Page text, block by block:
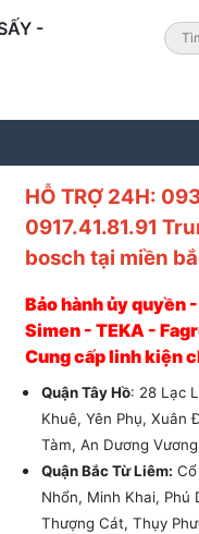
-
HỖ TRỢ 24H:
0917.41.81.91
bosch tại miền
Bảo hành ủy quyền
Simen - TEKA -
Cung cấp linh kiện
Quận Tây Hồ: 28 Lạc
Khuê, Yên Phụ, Xuân
Tàm, An Dương
Quận Bắc Từ Liêm:
Nhổn, Minh Khai, Phú
Thượng Cát, Thụy